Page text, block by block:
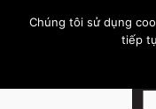
Trang chủ Giới thiệu
Chúng tôi sử dụng
tiếp